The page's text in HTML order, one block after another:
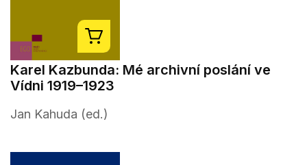
Karel Kazbunda: Mé archivní poslání ve
Vídni 1919–1923
Jan Kahuda (ed.)